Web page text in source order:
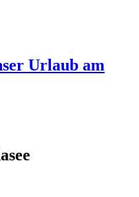
Urlaub am